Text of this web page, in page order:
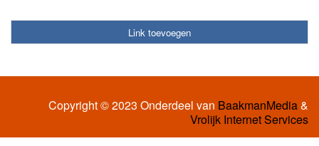
Link toevoegen
Copyright © 2023 Onderdeel van BaakmanMedia&
Vrolijk Internet Services